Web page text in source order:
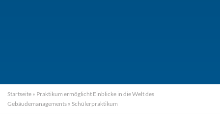
Startseite » Praktikum ermöglicht Einblicke in die Welt des
Gebäudemanagements » Schülerpraktikum